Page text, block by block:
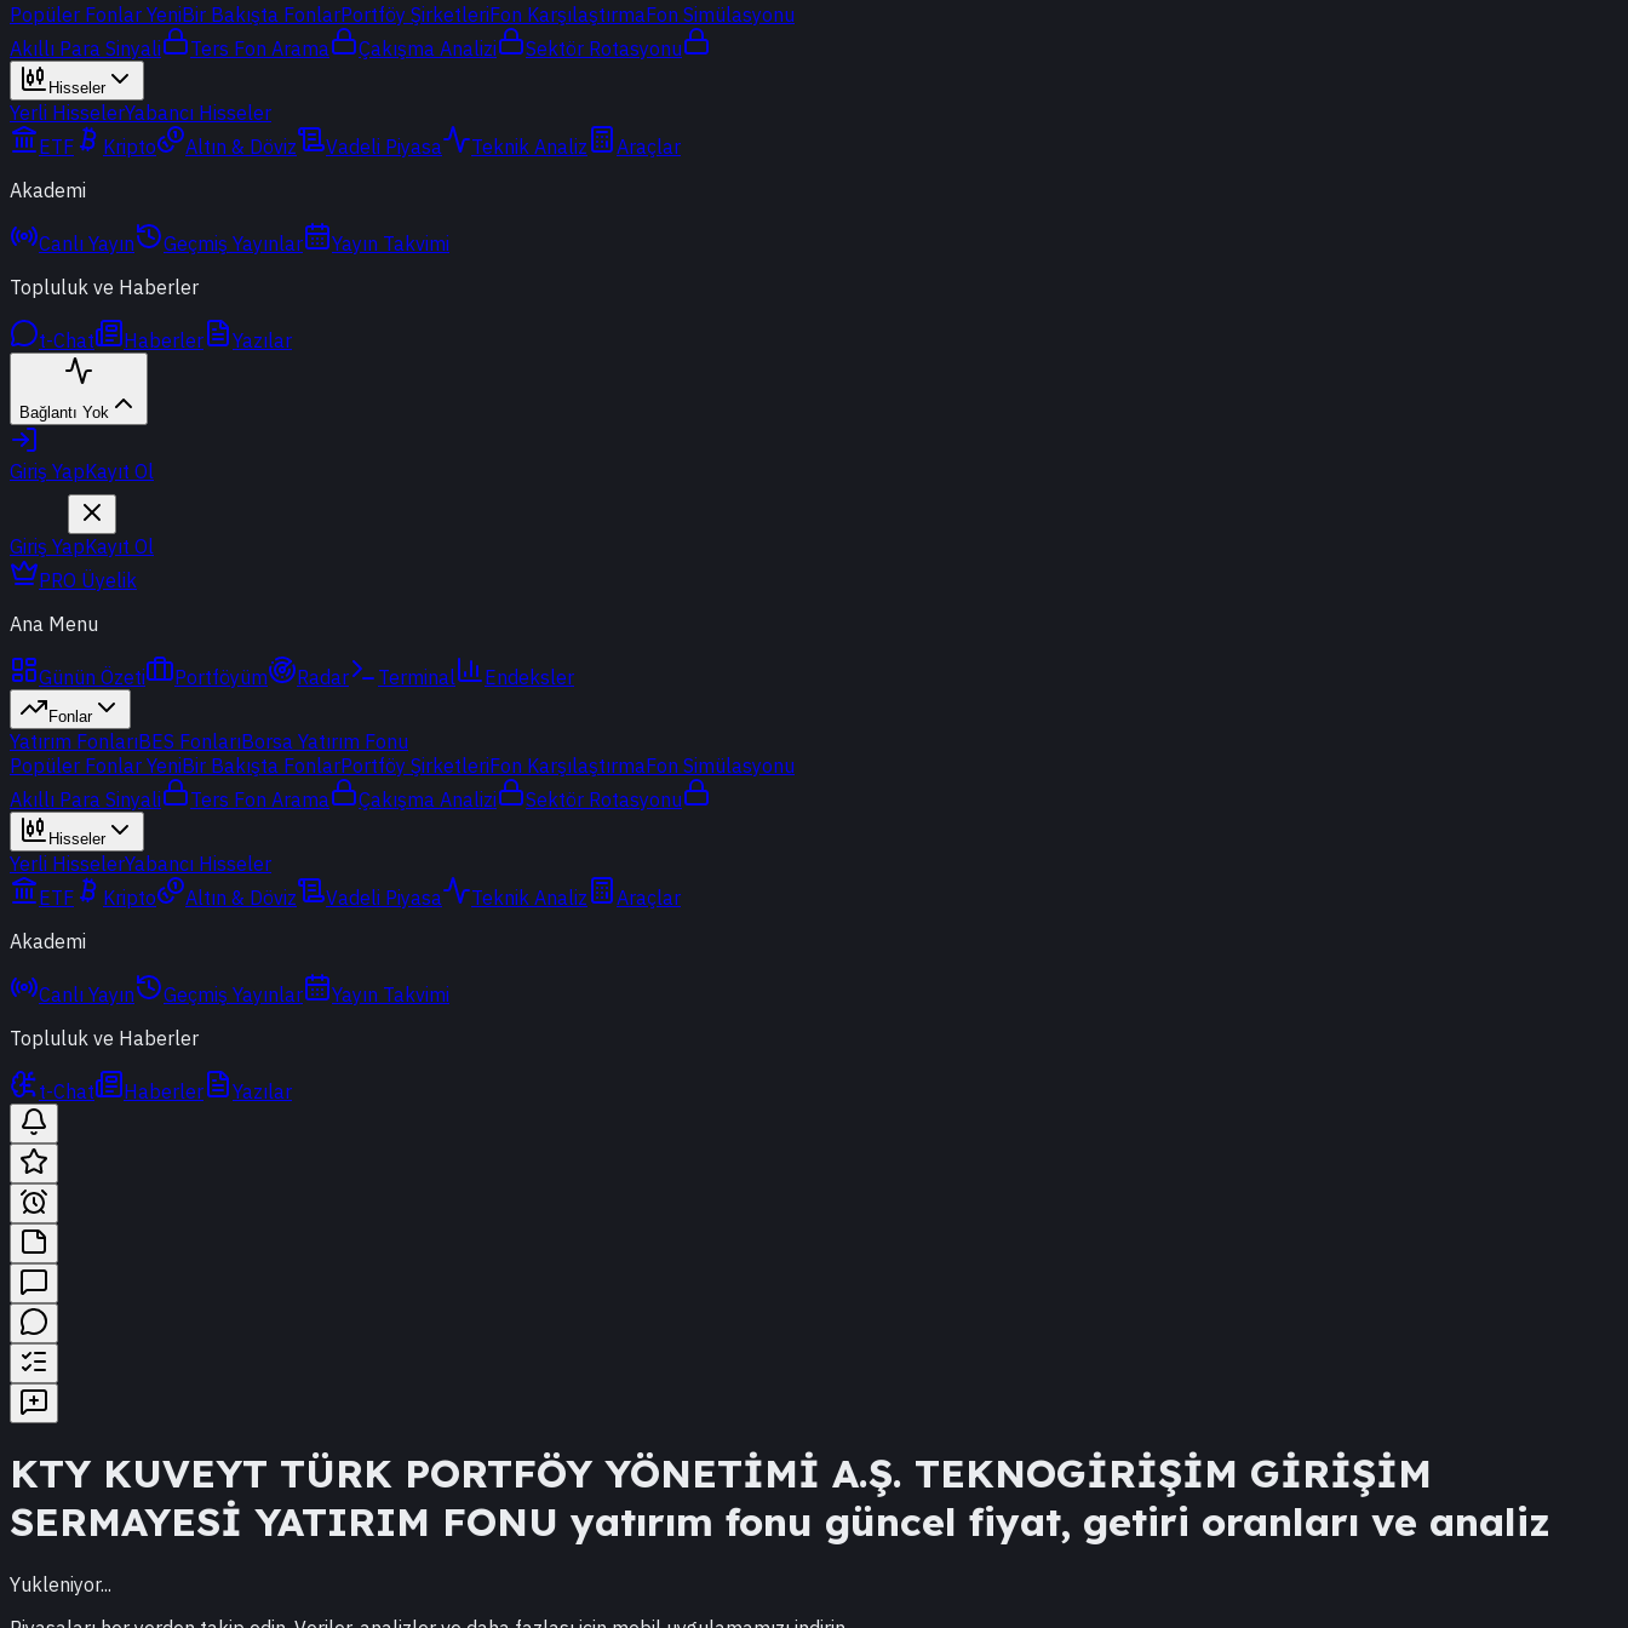
Popüler Fonlar YeniBir Bakışta FonlarPortföy ŞirketleriFon KarşılaştırmaFon Simülasyonu
Akıllı Para Sinyali
Ters Fon Arama Çakışma Analizi Sektör Rotasyonu
Hisseler
Yerli HisselerYabancı Hisseler
ETF
Kripto Altın & Döviz Vadeli Piyasa Teknik Analiz
Araçlar
Akademi
Canlı Yayın Geçmiş Yayınlar
Yayın Takvimi
Topluluk ve Haberler
t-Chat Haberler Yazılar
Bağlantı Yok
Giriş YapKayıt Ol
Giriş YapKayıt Ol
PRO Üyelik
Ana Menu
Günün Özeti Portföyüm Radar Terminal Endeksler
Fonlar
Yatırım FonlarıBES FonlarıBorsa Yatırım Fonu
Popüler Fonlar YeniBir Bakışta FonlarPortföy ŞirketleriFon KarşılaştırmaFon Simülasyonu
Akıllı Para Sinyali
Ters Fon Arama Çakışma Analizi Sektör Rotasyonu
Hisseler
Yerli HisselerYabancı Hisseler
ETF
Kripto Altın & Döviz Vadeli Piyasa Teknik Analiz
Araçlar
Akademi
Canlı Yayın Geçmiş Yayınlar
Yayın Takvimi
Topluluk ve Haberler
t-Chat Haberler Yazılar
KTY KUVEYT TÜRK PORTFÖY YÖNETİMİ A.Ş. TEKNOGİRİŞİM GİRİŞİM
SERMAYESİ YATIRIM FONU yatırım fonu güncel fiyat, getiri oranları ve analiz
Yukleniyor...